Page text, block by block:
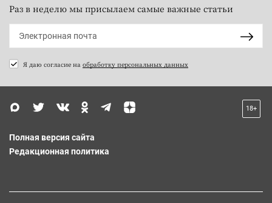
Раз в неделю мы присылаем самые важные статьи
Я даю согласие на обработку персональных данных
18+
Полная версия сайта
Редакционная политика